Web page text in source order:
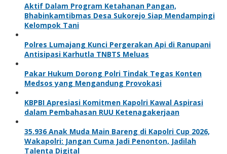
Aktif Dalam Program Ketahanan Pangan,
Bhabinkamtibmas Desa Sukorejo Siap Mendampingi
Kelompok Tani
Polres Lumajang Kunci Pergerakan Api di Ranupani
Antisipasi Karhutla TNBTS Meluas
Pakar Hukum Dorong Polri Tindak Tegas Konten
Medsos yang Mengandung Provokasi
KBPBI Apresiasi Komitmen Kapolri Kawal Aspirasi
dalam Pembahasan RUU Ketenagakerjaan
35.936 Anak Muda Main Bareng di Kapolri Cup 2026,
Wakapolri: Jangan Cuma Jadi Penonton, Jadilah
Talenta Digital